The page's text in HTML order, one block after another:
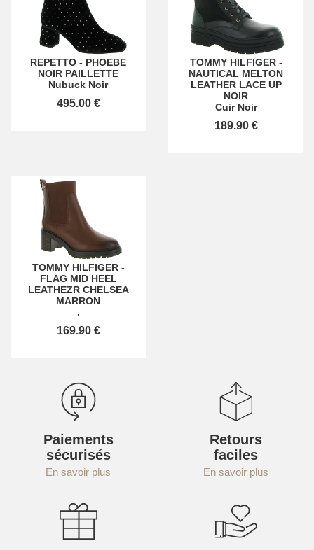
REPETTO - PHOEBE
NOIR PAILLETTE
Nubuck Noir
495.00 €
TOMMY HILFIGER-
NAUTICAL MELTON
LEATHER LACE UP
NOIR
Cuir Noir
189.90 €
TOMMY HILFIGER-
FLAG MID HEEL
LEATHEZR CHELSEA
MARRON
.
169.90 €
Paiements
sécurisés
En savoir plus
Retours
faciles
En savoir plus